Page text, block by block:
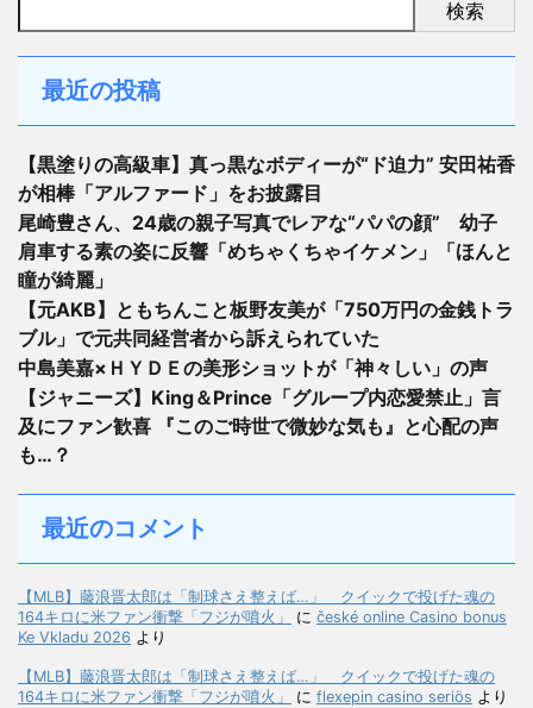
検索
最近の投稿
【黒塗りの高級車】真っ黒なボディーが“ド迫力” 安田祐香
が相棒「アルファード」をお披露目
尾崎豊さん、24歳の親子写真でレアな“パパの顔” 幼子
肩車する素の姿に反響「めちゃくちゃイケメン」「ほんと
瞳が綺麗」
【元AKB】ともちんこと板野友美が「750万円の金銭トラ
ブル」で元共同経営者から訴えられていた
中島美嘉×ＨＹＤＥの美形ショットが「神々しい」の声
【ジャニーズ】King＆Prince「グループ内恋愛禁止」言
及にファン歓喜 『このご時世で微妙な気も』と心配の声
も…？
最近のコメント
【MLB】藤浪晋太郎は「制球さえ整えば…」 クイックで投げた魂の
164キロに米ファン衝撃「フジが噴火」
に české online Casino bonus
Ke Vkladu 2026 より
【MLB】藤浪晋太郎は「制球さえ整えば…」 クイックで投げた魂の
164キロに米ファン衝撃「フジが噴火」
に flexepin casino seriös より